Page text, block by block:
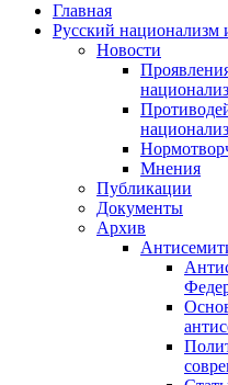
Главная
Русский национализм
Новости
Мнения
Публикации
Документы
Архив